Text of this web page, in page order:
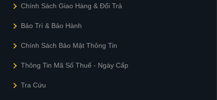
Chính Sách Giao Hàng & Đổi Trả
Bảo Trì & Bảo Hành
Chính Sách Bảo Mật Thông Tin
Thông Tin Mã Số Thuế - Ngày Cấp
Tra Cứu